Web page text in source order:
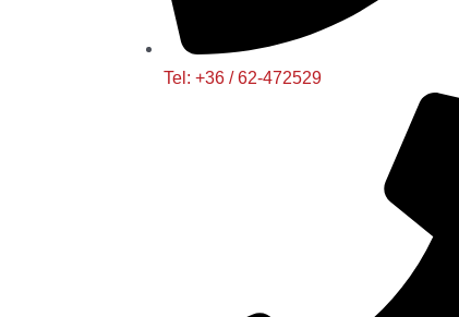
Tel: +36 / 62-472529